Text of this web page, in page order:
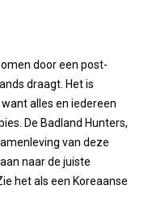
door een post-
draagt. Het is
alles en iedereen
De Badland Hunters,
van deze
naar de juiste
het als een Koreaanse